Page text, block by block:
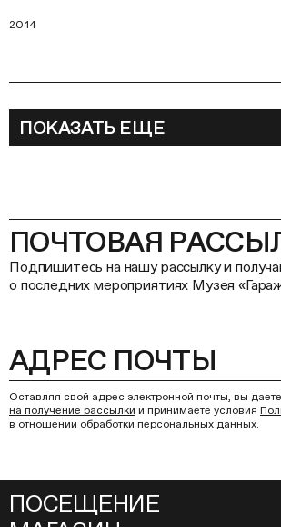
2014
ПОКАЗАТЬ ЕЩЕ
ПОЧТОВАЯ
Подпишитесь на нашу рассылку и
о последних мероприятиях Музея
Оставляя свой адрес электронной почты, вы даете
на получение рассылки и принимаете условия
в отношении обработки персональных данных.
ПОСЕЩЕНИЕ